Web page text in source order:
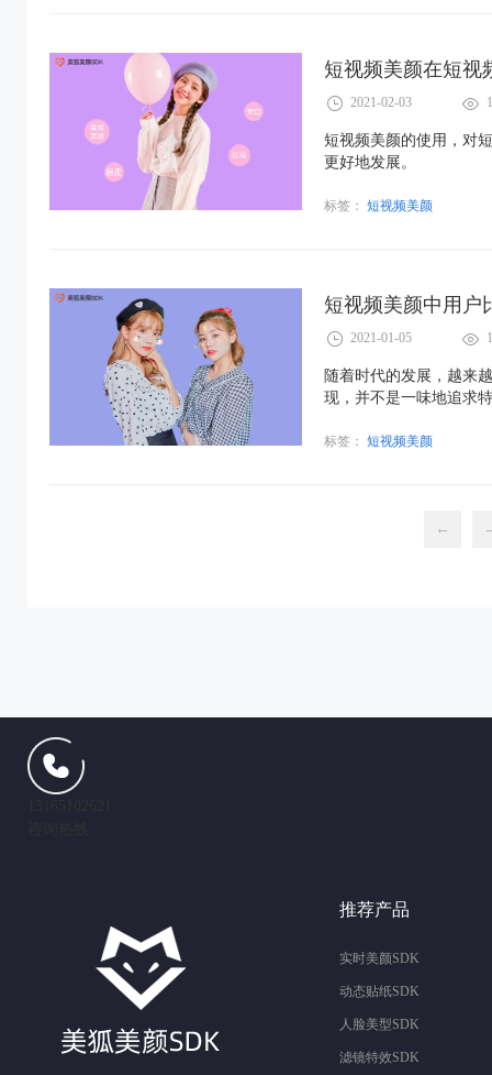
短视频美颜在短视
2021-02-03
短视频美颜的使用，对
更好地发展。
标签： 短视频美颜
短视频美颜中用户
2021-01-05
随着时代的发展，越来
现，并不是一味地追求
标签： 短视频美颜
←
推荐产品
实时美颜SDK
动态贴纸SDK
人脸美型SDK
滤镜特效SDK